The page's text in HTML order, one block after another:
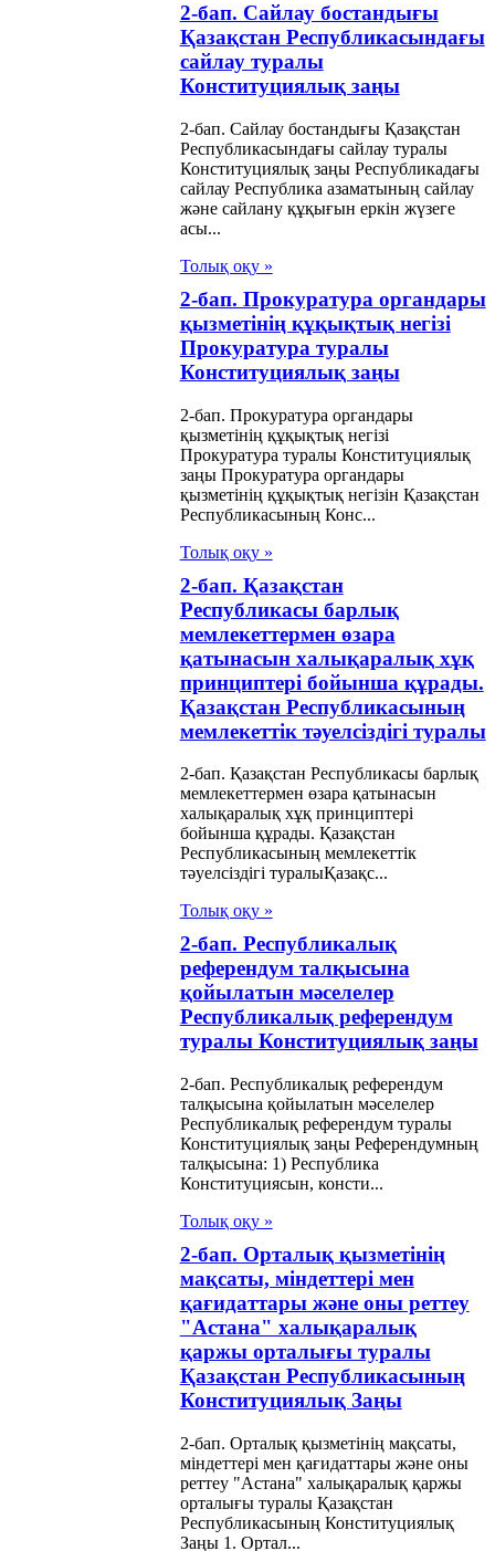
2-бап. Сайлау бостандығы
Қазақстан Республикасындағы
сайлау туралы
Конституциялық заңы
2-бап. Сайлау бостандығы Қазақстан
Республикасындағы сайлау туралы
Конституциялық заңы Республикадағы
сайлау Республика азаматының сайлау
және сайлану құқығын еркiн жүзеге
асы...
Толық оқу »
2-бап. Прокуратура органдары
қызметінің құқықтық негізі
Прокуратура туралы
Конституциялық заңы
2-бап. Прокуратура органдары
қызметінің құқықтық негізі
Прокуратура туралы Конституциялық
заңы Прокуратура органдары
қызметінің құқықтық негізін Қазақстан
Республикасының Конс...
Толық оқу »
2-бап. Қазақстан
Республикасы барлық
мемлекеттермен өзара
қатынасын халықаралық хұқ
принциптерi бойынша құрады.
Қазақстан Республикасының
мемлекеттiк тәуелсiздiгi туралы
2-бап. Қазақстан Республикасы барлық
мемлекеттермен өзара қатынасын
халықаралық хұқ принциптерi
бойынша құрады. Қазақстан
Республикасының мемлекеттiк
тәуелсiздiгi туралыҚазақс...
Толық оқу »
2-бап. Республикалық
референдум талқысына
қойылатын мәселелер
Республикалық референдум
туралы Конституциялық заңы
2-бап. Республикалық референдум
талқысына қойылатын мәселелер
Республикалық референдум туралы
Конституциялық заңы Референдумның
талқысына: 1) Республика
Конституциясын, консти...
Толық оқу »
2-бап. Орталық қызметінің
мақсаты, міндеттері мен
қағидаттары және оны реттеу
"Астана" халықаралық
қаржы орталығы туралы
Қазақстан Республикасының
Конституциялық Заңы
2-бап. Орталық қызметінің мақсаты,
міндеттері мен қағидаттары және оны
реттеу "Астана" халықаралық қаржы
орталығы туралы Қазақстан
Республикасының Конституциялық
Заңы 1. Ортал...